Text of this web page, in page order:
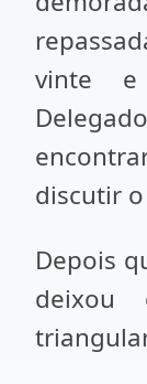
vinte
discutir
Depois
deixou